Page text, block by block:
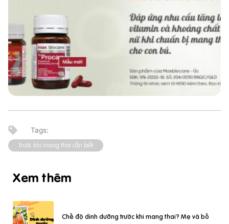
Trước khi mang thai cần biết
Xem thêm
Chế độ dinh dưỡng trước khi mang thai? Mẹ và bố